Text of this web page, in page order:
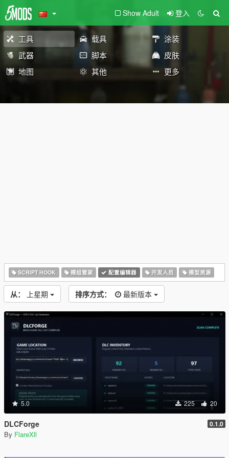
Show Adult 登入
工具 载具
涂装
武器
脚本
皮肤
地图
其他 更多
SCRIPT HOOK 模组管家 配置编辑器 开发人员 模型资源
从： 上星期 排序方式： 最新版本
5.0 225 20
DLCForge 0.1.0
By FlareXll